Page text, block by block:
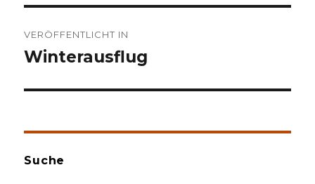
VERÖFFENTLICHT IN
Winterausflug
Suche